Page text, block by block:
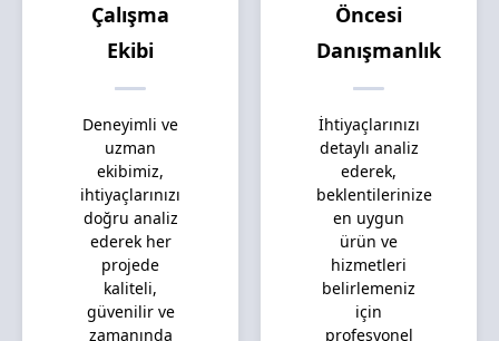
Çalışma
Ekibi
Deneyimli ve
uzman
ekibimiz,
ihtiyaçlarınızı
doğru analiz
ederek her
projede
kaliteli,
güvenilir ve
zamanında
Öncesi
Danışmanlık
İhtiyaçlarınızı
detaylı analiz
ederek,
beklentilerinize
en uygun
ürün ve
hizmetleri
belirlemeniz
için
profesyonel